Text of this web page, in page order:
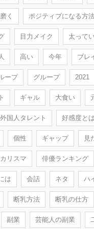
磨く ポジティブになる方
目力メイク 太って
高い 今年 ブレ
ープ グループ 2021
ギャル 大食い
外国人タレント 好感度とは
個性 ギャップ 見
カリスマ 俳優ランキング
は 会話 ネタ ハ
断乳方法 断乳の仕方
副業 芸能人の副業